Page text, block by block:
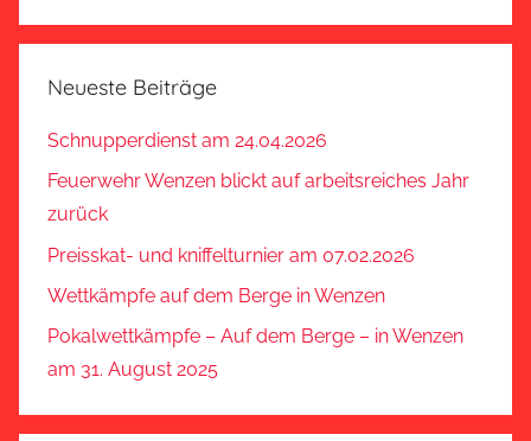
Neueste Beiträge
Schnupperdienst am 24.04.2026
Feuerwehr Wenzen blickt auf arbeitsreiches Jahr
zurück
Preisskat- und kniffelturnier am 07.02.2026
Wettkämpfe auf dem Berge in Wenzen
Pokalwettkämpfe – Auf dem Berge – in Wenzen
am 31. August 2025